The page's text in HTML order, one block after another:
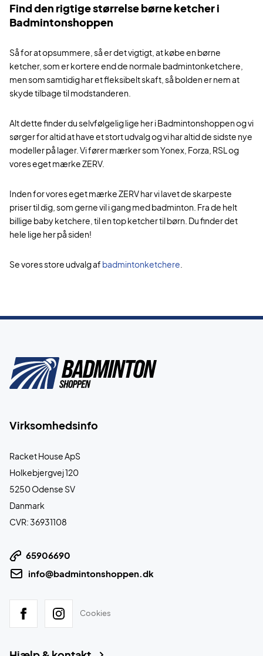
Find den rigtige størrelse børne ketcher i
Badmintonshoppen
Så for at opsummere, så er det vigtigt, at købe en børne
ketcher, som er kortere end de normale badmintonketchere,
men som samtidig har et fleksibelt skaft, så bolden er nem at
skyde tilbage til modstanderen.
Alt dette finder du selvfølgelig lige her i Badmintonshoppen og vi
sørger for altid at have et stort udvalg og vi har altid de sidste nye
modeller på lager. Vi fører mærker som Yonex, Forza, RSL og
vores eget mærke ZERV.
Inden for vores eget mærke ZERV har vi lavet de skarpeste
priser til dig, som gerne vil i gang med badminton. Fra de helt
billige baby ketchere, til en top ketcher til børn. Du finder det
hele lige her på siden!
Se vores store udvalg af badmintonketchere
Virksomhedsinfo
Racket House ApS
Holkebjergvej 120
5250 Odense SV
Danmark
CVR: 36931108
65906690
info@badmintonshoppen.dk
Cookies